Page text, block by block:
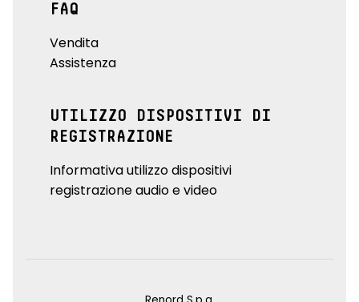
FAQ
Vendita
Assistenza
UTILIZZO DISPOSITIVI DI
REGISTRAZIONE
Informativa utilizzo dispositivi
registrazione audio e video